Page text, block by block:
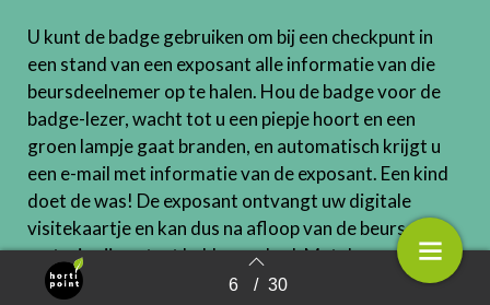
Terug naar overzicht 6 / 30
U kunt de badge gebruiken om bij een checkpunt in
een stand van een exposant alle informatie van die
beursdeelnemer op te halen. Hou de badge voor de
badge-lezer, wacht tot u een piepje hoort en een
groen lampje gaat branden, en automatisch krijgt u
een e-mail met informatie van de exposant. Een kind
doet de was! De exposant ontvangt uw digitale
visitekaartje en kan dus na afloop van de beurs zien
met wie zij contact hebben gehad. Met de
SmartBadge kunt u verder meedoen met acties,